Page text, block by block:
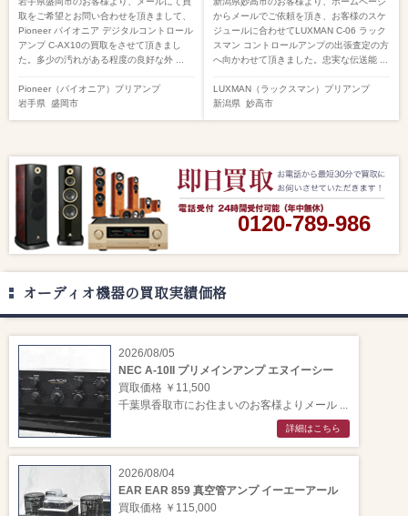
取をご希望とお問い合わせを頂きまして、
Pioneer パイオニア デジタルコントロール
アンプ C-AX10の買取をさせて頂きまし
た。多少の汚れがある程度の良好な外 ...
Pioneer（パイオニア） プリアンプ
岩手県 盛岡市
からメールでご依頼を頂き、お客様のスケ
ジュールに合わせてLUXMAN C-06 ラック
スマン コントロールアンプの出張査定の方
へ向かわせて頂きました。忠実な伝送能 ...
LUXMAN（ラックスマン） プリアンプ
新潟県 妙高市
0120-789-986
オーディオ機器の買取実績価格
2026/08/05
NEC A-10II プリメインアンプ エヌイーシー
買取価格 ￥11,500
千葉県香取市にお住まいのお客様よりメール ...
詳細はこちら
2026/08/04
EAR EAR 859 真空管アンプ イーエーアール
買取価格 ￥115,000